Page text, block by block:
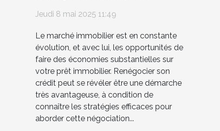
des milliers d'euros
Jeudi 8 mai 2025 11:49
Le marché immobilier est en constante
évolution, et avec lui, les opportunités de
faire des économies substantielles sur
votre prêt immobilier. Renégocier son
crédit peut se révéler être une démarche
très avantageuse, à condition de
connaître les stratégies efficaces pour
aborder cette négociation...